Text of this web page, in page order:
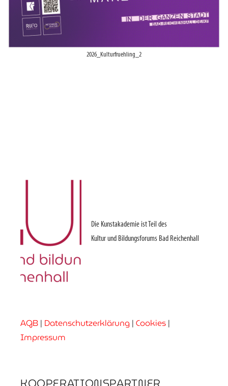
2026_Kulturfruehling_2
Die Kunstakademie ist Teil des
Kultur und Bildungsforums Bad Reichenhall
AGB | Datenschutzerklärung | Cookies |
Impressum